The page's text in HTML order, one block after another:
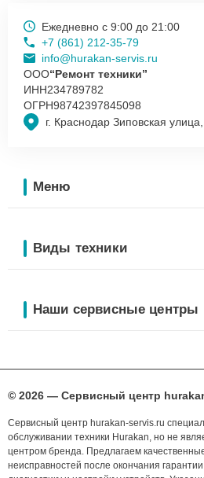
г. Краснодар Зиповская
Ежедневно с 9:00 до 21:00
+7 (861) 212-35-79
info@hurakan-servis.ru
ООО“Ремонт техники”
ИНН234789782
ОГРН98742397845098
Меню
Виды техники
Наши сервисные центры
© 2026 — Сервисный центр
Сервисный центр hurakan-servis.ru
обслуживании техники Hurakan, но не
центром бренда. Предлагаем
неисправностей после окончания